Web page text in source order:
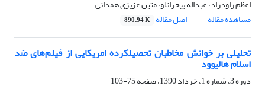
اعظم راودراد، عبداله بیچرانلو، متین عزیزی همدانی
مشاهده مقاله
اصل مقاله 890.94 K
تحلیلی بر خوانش مخاطبان تحصیلکرده امریکایی از فیلم‌های ضد
اسلام هالیوود
دوره 3، شماره 1، خرداد 1390، صفحه
75-103